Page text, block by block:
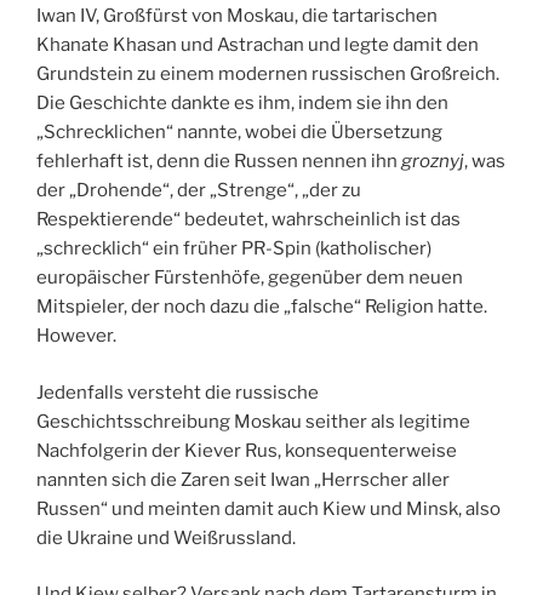
Iwan IV, Großfürst von Moskau, die tartarischen
Khanate Khasan und Astrachan und legte damit den
Grundstein zu einem modernen russischen Großreich.
Die Geschichte dankte es ihm, indem sie ihn den
„Schrecklichen“ nannte, wobei die Übersetzung
fehlerhaft ist, denn die Russen nennen ihn groznyj, was
der „Drohende“, der „Strenge“, „der zu
Respektierende“ bedeutet, wahrscheinlich ist das
„schrecklich“ ein früher PR-Spin (katholischer)
europäischer Fürstenhöfe, gegenüber dem neuen
Mitspieler, der noch dazu die „falsche“ Religion hatte.
However.
Jedenfalls versteht die russische
Geschichtsschreibung Moskau seither als legitime
Nachfolgerin der Kiever Rus, konsequenterweise
nannten sich die Zaren seit Iwan „Herrscher aller
Russen“ und meinten damit auch Kiew und Minsk, also
die Ukraine und Weißrussland.